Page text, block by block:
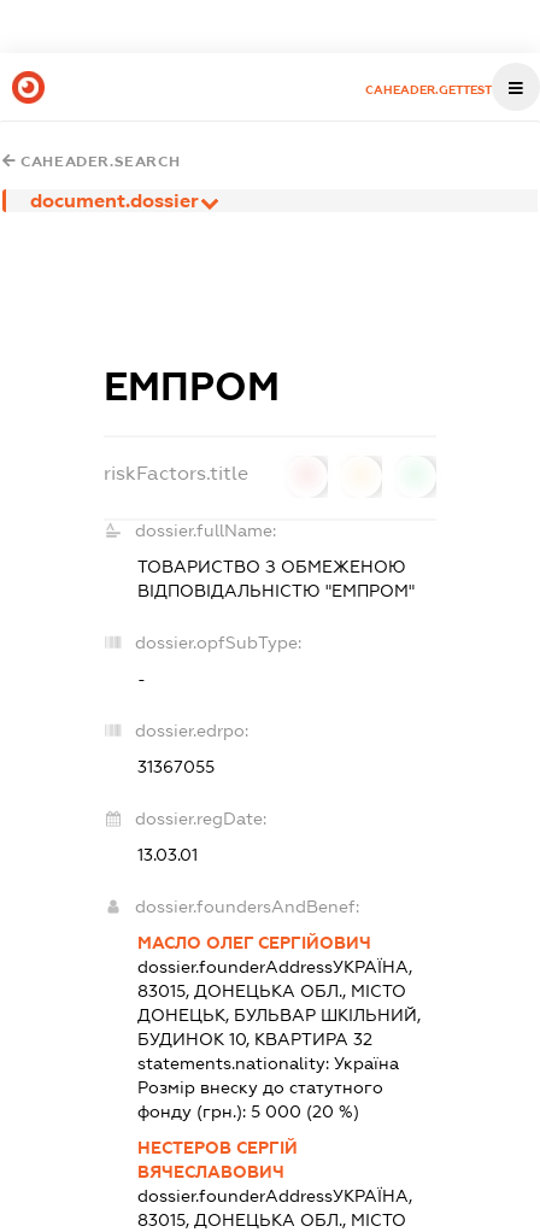
CAHEADER.GETTEST
CAHEADER.SEARCH
document.dossier
ЕМПРОМ
riskFactors.title
dossier.fullName:
ТОВАРИСТВО З ОБМЕЖЕНОЮ
ВІДПОВІДАЛЬНІСТЮ "ЕМПРОМ"
dossier.opfSubType:
-
dossier.edrpo:
31367055
dossier.regDate:
13.03.01
dossier.foundersAndBenef:
МАСЛО ОЛЕГ СЕРГІЙОВИЧ
dossier.founderAddressУКРАЇНА,
83015, ДОНЕЦЬКА ОБЛ., МІСТО
ДОНЕЦЬК, БУЛЬВАР ШКІЛЬНИЙ,
БУДИНОК 10, КВАРТИРА 32
statements.nationality: Україна
Розмір внеску до статутного
фонду (грн.): 5 000 (20 %)
НЕСТЕРОВ СЕРГІЙ
ВЯЧЕСЛАВОВИЧ
dossier.founderAddressУКРАЇНА,
83015, ДОНЕЦЬКА ОБЛ., МІСТО